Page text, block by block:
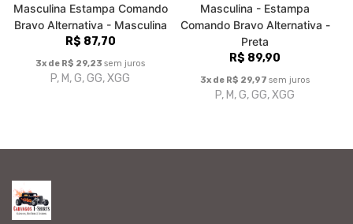
Masculina Estampa Comando
Bravo Alternativa - Masculina
R$ 87,70
3x de R$ 29,23 sem juros
P, M, G, GG, XGG
Masculina - Estampa
Comando Bravo Alternativa -
Preta
R$ 89,90
3x de R$ 29,97 sem juros
P, M, G, GG, XGG